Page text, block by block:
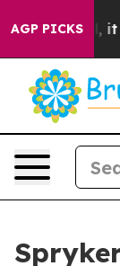
AGP PICKS
Well, it